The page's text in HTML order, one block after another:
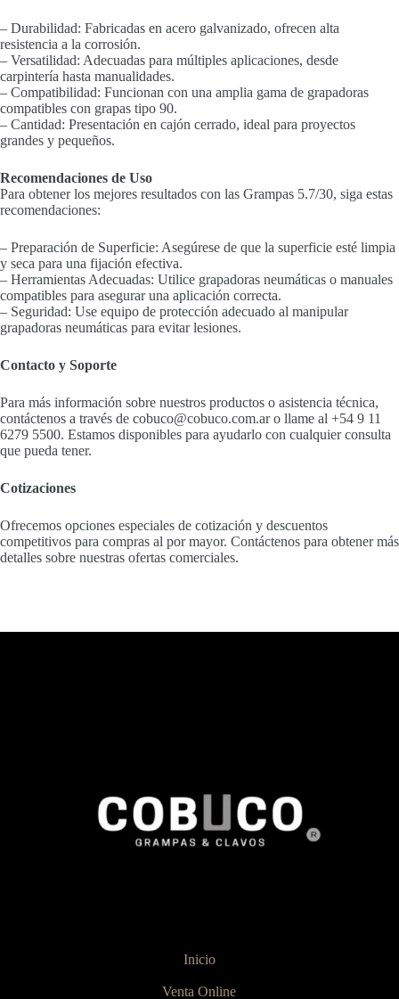
– Durabilidad: Fabricadas en acero galvanizado, ofrecen alta
resistencia a la corrosión.
– Versatilidad: Adecuadas para múltiples aplicaciones, desde
carpintería hasta manualidades.
– Compatibilidad: Funcionan con una amplia gama de grapadoras
compatibles con grapas tipo 90.
– Cantidad: Presentación en cajón cerrado, ideal para proyectos
grandes y pequeños.
Recomendaciones de Uso
Para obtener los mejores resultados con las Grampas 5.7/30, siga estas
recomendaciones:
– Preparación de Superficie: Asegúrese de que la superficie esté limpia
y seca para una fijación efectiva.
– Herramientas Adecuadas: Utilice grapadoras neumáticas o manuales
compatibles para asegurar una aplicación correcta.
– Seguridad: Use equipo de protección adecuado al manipular
grapadoras neumáticas para evitar lesiones.
Contacto y Soporte
Para más información sobre nuestros productos o asistencia técnica,
contáctenos a través de cobuco@cobuco.com.ar o llame al +54 9 11
6279 5500. Estamos disponibles para ayudarlo con cualquier consulta
que pueda tener.
Cotizaciones
Ofrecemos opciones especiales de cotización y descuentos
competitivos para compras al por mayor. Contáctenos para obtener más
detalles sobre nuestras ofertas comerciales.
Inicio
Venta Online